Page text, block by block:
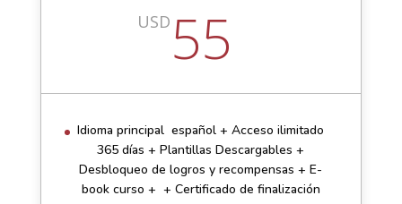
USD 55
Idioma principal español + Acceso ilimitado
365 días + Plantillas Descargables +
Desbloqueo de logros y recompensas + E-
book curso + + Certificado de finalización